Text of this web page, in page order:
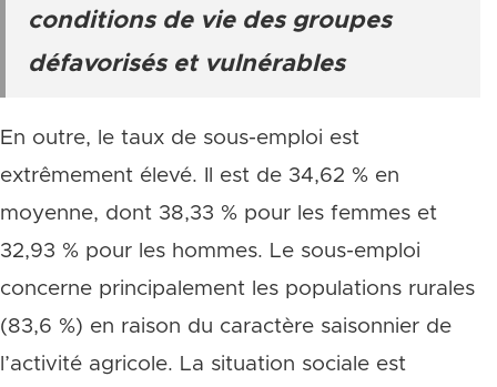
conditions de vie des groupes
défavorisés et vulnérables
En outre, le taux de sous-emploi est
extrêmement élevé. Il est de 34,62 % en
moyenne, dont 38,33 % pour les femmes et
32,93 % pour les hommes. Le sous-emploi
concerne principalement les populations rurales
(83,6 %) en raison du caractère saisonnier de
l’activité agricole. La situation sociale est